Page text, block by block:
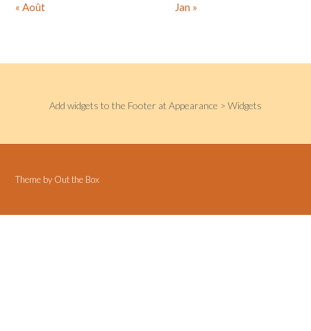
« Août Jan »
Add widgets to the Footer at Appearance > Widgets
Theme by Out the Box